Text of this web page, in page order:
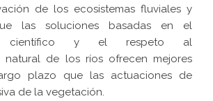
de los ecosistemas fluviales y
las soluciones basadas en el
científico y el respeto al
natural de los ríos ofrecen mejores
plazo que las actuaciones de
de la vegetación.